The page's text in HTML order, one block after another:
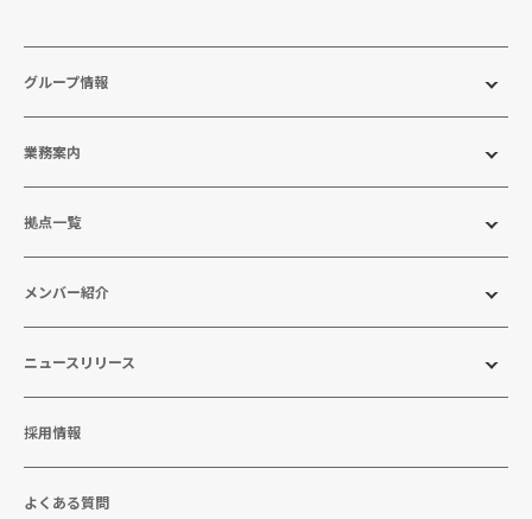
グループ情報
業務案内
拠点一覧
メンバー紹介
ニュースリリース
採用情報
よくある質問